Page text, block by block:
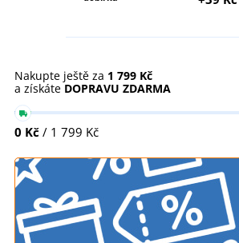
Nakupte ještě za 1 799 Kč
a získáte DOPRAVU ZDARMA
0 Kč / 1 799 Kč